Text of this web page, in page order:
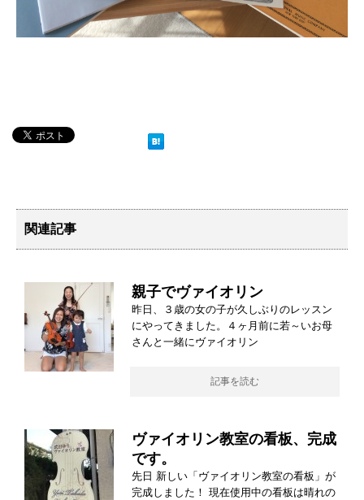
関連記事
親子でヴァイオリン
昨日、３歳の女の子が久しぶりのレッスン
にやってきました。４ヶ月前に若～いお母
さんと一緒にヴァイオリン
記事を読む
ヴァイオリン教室の看板、完成
です。
先日 新しい「ヴァイオリン教室の看板」が
完成しました！ 現在使用中の看板は晴れの